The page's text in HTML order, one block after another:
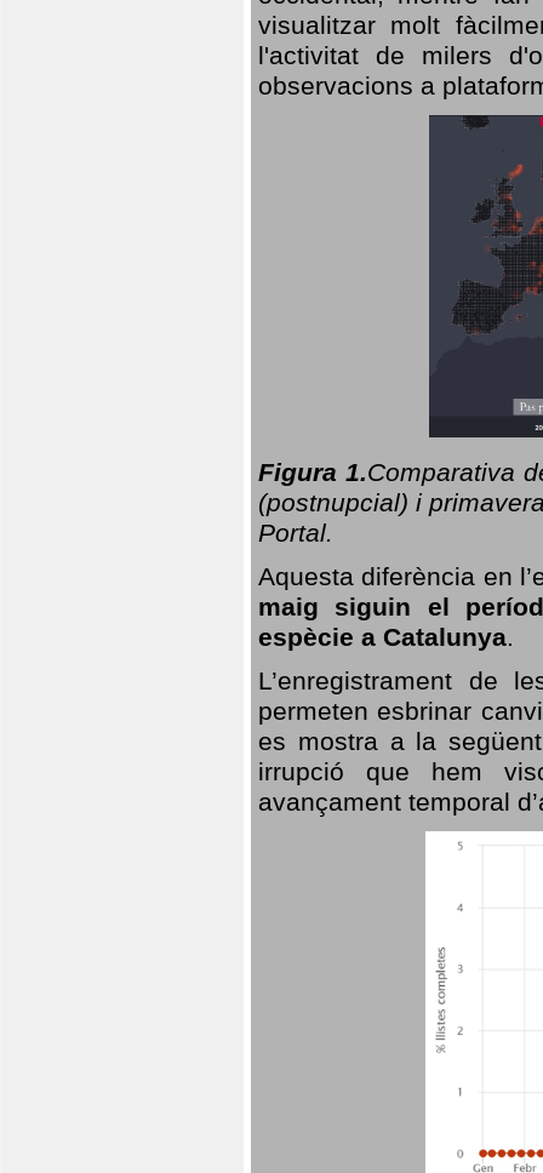
visualitzar molt
l'activitat de milers
observacions a
Figura 1.Comparativa
(postnupcial) i
Portal.
Aquesta diferència en
maig siguin el
espècie a Catalunya.
L’enregistrament de
permeten esbrinar
es mostra a la
irrupció que hem
avançament temporal